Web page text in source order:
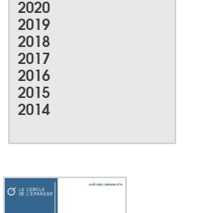
2020
2019
2018
2017
2016
2015
2014